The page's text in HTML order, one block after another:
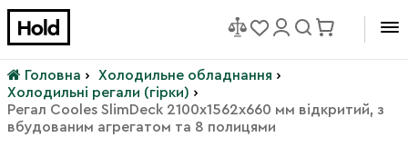
Головна › Холодильне обладнання ›
Холодильні регали (гірки) ›
Регал Cooles SlimDeck 2100х1562х660 мм відкритий, з
вбудованим агрегатом та 8 полицями